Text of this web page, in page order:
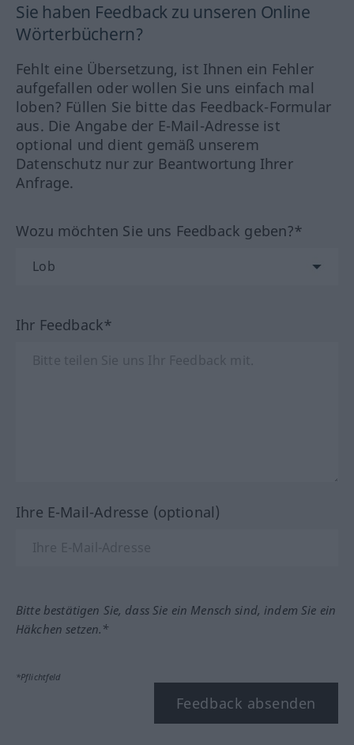
Sie haben Feedback zu unseren Online
Wörterbüchern?
Fehlt eine Übersetzung, ist Ihnen ein Fehler
aufgefallen oder wollen Sie uns einfach mal
loben? Füllen Sie bitte das Feedback-Formular
aus. Die Angabe der E-Mail-Adresse ist
optional und dient gemäß unserem
Datenschutz nur zur Beantwortung Ihrer
Anfrage.
Wozu möchten Sie uns Feedback geben?*
Ihr Feedback*
Ihre E-Mail-Adresse (optional)
Bitte bestätigen Sie, dass Sie ein Mensch sind, indem Sie ein
Häkchen setzen.*
*Pflichtfeld
Feedback absenden